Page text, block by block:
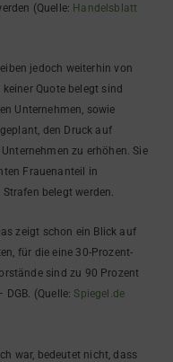
(Quelle: Handelsblatt
jedoch weiterhin von
Quote belegt sind
Unternehmen, sowie
den Druck auf
zu erhöhen. Sie
Frauenanteil in
belegt werden.
zeigt schon ein Blick auf
für die eine 30-Prozent-
sind zu 90 Prozent
DGB. (Quelle:Spiegel.de
war, bedeutet nicht, dass